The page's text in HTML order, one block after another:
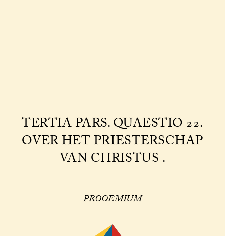
TERTIA PARS. QUAESTIO 22.
OVER HET PRIESTERSCHAP
VAN CHRISTUS .
PROOEMIUM